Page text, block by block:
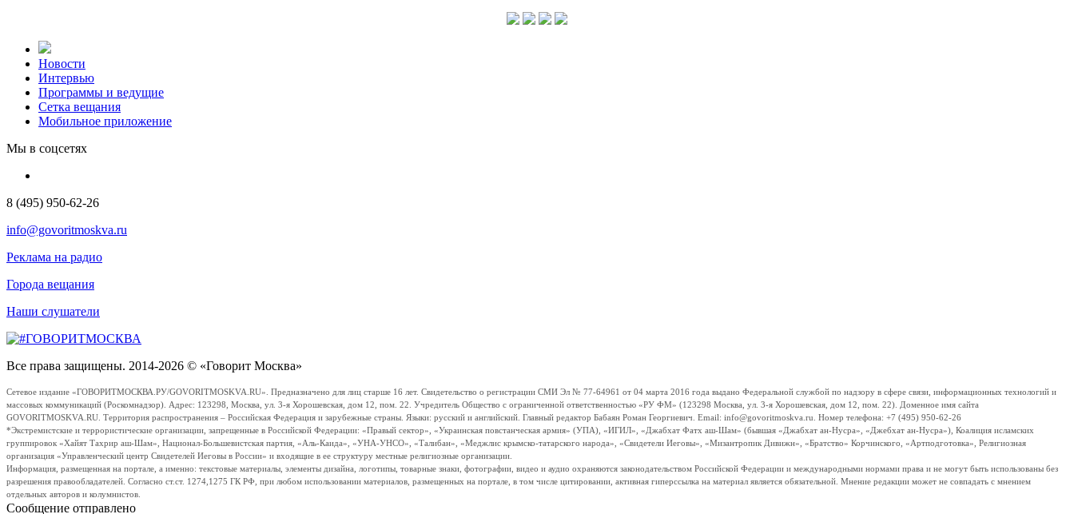
Новости
Интервью
Программы и ведущие
Сетка вещания
Мобильное приложение
Мы в соцсетях
8 (495) 950-62-26
info@govoritmoskva.ru
Реклама на радио
Города вещания
Наши слушатели
Все права защищены. 2014-2026 © «Говорит Москва»
Сетевое издание «ГОВОРИТМОСКВА.РУ/GOVORITMOSKVA.RU». Предназначено для лиц старше 16 лет. Свидетельство о регистрации СМИ Эл № 77-64961 от 04 марта 2016 года выдано Федеральной службой по надзору в сфере связи, информационных технологий и
массовых коммуникаций (Роскомнадзор). Адрес: 123298, Москва, ул. 3-я Хорошевская, дом 12, пом. 22. Учредитель Общество с ограниченной ответственностью «РУ ФМ» (123298 Москва, ул. 3-я Хорошевская, дом 12, пом. 22). Доменное имя сайта
GOVORITMOSKVA.RU. Территория распространения – Российская Федерация и зарубежные страны. Языки: русский и английский. Главный редактор Бабаян Роман Георгиевич. Email: info@govoritmoskva.ru. Номер телефона: +7 (495) 950-62-26
*Экстремистские и террористические организации, запрещенные в Российской Федерации: «Правый сектор», «Украинская повстанческая армия» (УПА), «ИГИЛ», «Джабхат Фатх аш-Шам» (бывшая «Джабхат ан-Нусра», «Джебхат ан-Нусра»), Коалиция исламских
группировок «Хайят Тахрир аш-Шам», Национал-Большевистская партия, «Аль-Каида», «УНА-УНСО», «Талибан», «Меджлис крымско-татарского народа», «Свидетели Иеговы», «Мизантропик Дивижн», «Братство» Корчинского, «Артподготовка», Религиозная
организация «Управленческий центр Свидетелей Иеговы в России» и входящие в ее структуру местные религиозные организации.
Информация, размещенная на портале, а именно: текстовые материалы, элементы дизайна, логотипы, товарные знаки, фотографии, видео и аудио охраняются законодательством Российской Федерации и международными нормами права и не могут быть использованы без
разрешения правообладателей. Согласно ст.ст. 1274,1275 ГК РФ, при любом использовании материалов, размещенных на портале, в том числе цитировании, активная гиперссылка на материал является обязательной. Мнение редакции может не совпадать с мнением
отдельных авторов и колумнистов.
Сообщение отправлено